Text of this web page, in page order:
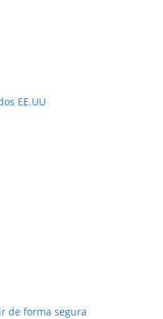
EE.UU
de forma segura